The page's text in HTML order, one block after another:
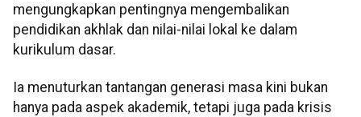
mengungkapkan pentingnya mengembalikan
pendidikan akhlak dan nilai-nilai lokal ke dalam
kurikulum dasar.
Ia menuturkan tantangan generasi masa kini bukan
hanya pada aspek akademik, tetapi juga pada krisis